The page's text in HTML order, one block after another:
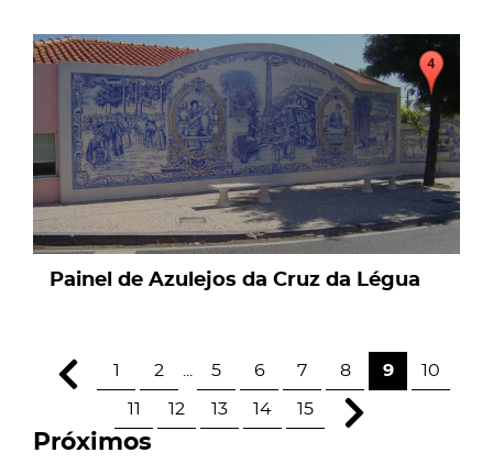
page
Painel de Azulejos da Cruz da Légua
1 2 5 6 7 8 9 10
11 12 13 14 15
Próximos